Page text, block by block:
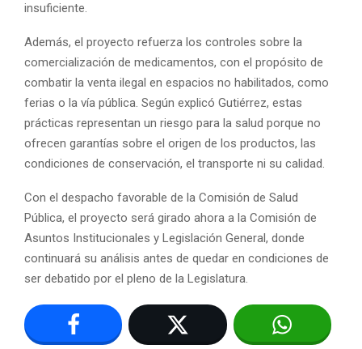
insuficiente.
Además, el proyecto refuerza los controles sobre la
comercialización de medicamentos, con el propósito de
combatir la venta ilegal en espacios no habilitados, como
ferias o la vía pública. Según explicó Gutiérrez, estas
prácticas representan un riesgo para la salud porque no
ofrecen garantías sobre el origen de los productos, las
condiciones de conservación, el transporte ni su calidad.
Con el despacho favorable de la Comisión de Salud
Pública, el proyecto será girado ahora a la Comisión de
Asuntos Institucionales y Legislación General, donde
continuará su análisis antes de quedar en condiciones de
ser debatido por el pleno de la Legislatura.